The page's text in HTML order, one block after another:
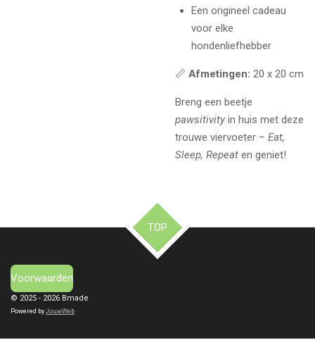
Een origineel cadeau
voor elke
hondenliefhebber
📏 Afmetingen: 20 x 20 cm
Breng een beetje
pawsitivity in huis met deze
trouwe viervoeter – Eat,
Sleep, Repeat en geniet!
TOP
Voorwaarden
© 2025 - 2026 Bmade
Powered by JouwWeb